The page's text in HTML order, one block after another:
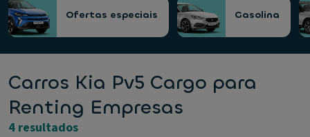
Ofertas especiais Gasolina
Carros Kia Pv5 Cargo para
Renting Empresas
4 resultados